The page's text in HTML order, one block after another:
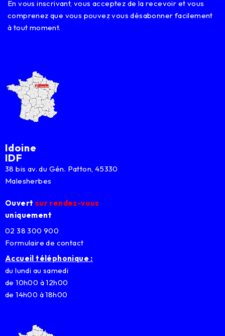
lEn vous inscrivant, vous acceptez de la recevoir et vous
comprenez que vous pouvez vous désabonner facilement
à tout moment.
Idoine
IDF
38 bis av. du Gén. Patton, 45330
Malesherbes
Ouvert sur rendez-vous
uniquement
02 38 300 900
Formulaire de contact
Accueil téléphonique :
du lundi au samedi
de 10h00 à 12h00
de 14h00 à 18h00